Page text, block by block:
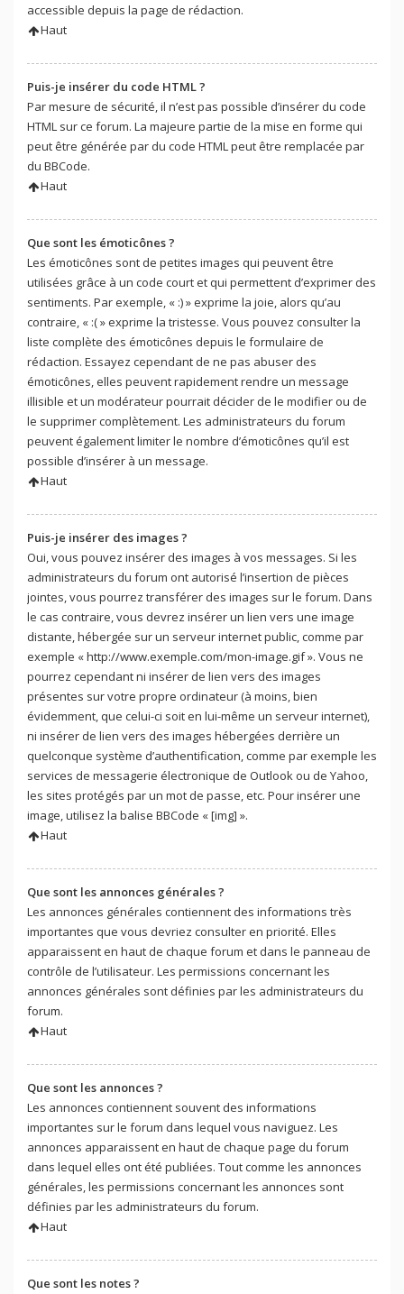
accessible depuis la page de rédaction.
Haut
Puis-je insérer du code HTML ?
Par mesure de sécurité, il n’est pas possible d’insérer du code
HTML sur ce forum. La majeure partie de la mise en forme qui
peut être générée par du code HTML peut être remplacée par
du BBCode.
Haut
Que sont les émoticônes ?
Les émoticônes sont de petites images qui peuvent être
utilisées grâce à un code court et qui permettent d’exprimer des
sentiments. Par exemple, « :) » exprime la joie, alors qu’au
contraire, « :( » exprime la tristesse. Vous pouvez consulter la
liste complète des émoticônes depuis le formulaire de
rédaction. Essayez cependant de ne pas abuser des
émoticônes, elles peuvent rapidement rendre un message
illisible et un modérateur pourrait décider de le modifier ou de
le supprimer complètement. Les administrateurs du forum
peuvent également limiter le nombre d’émoticônes qu’il est
possible d’insérer à un message.
Haut
Puis-je insérer des images ?
Oui, vous pouvez insérer des images à vos messages. Si les
administrateurs du forum ont autorisé l’insertion de pièces
jointes, vous pourrez transférer des images sur le forum. Dans
le cas contraire, vous devrez insérer un lien vers une image
distante, hébergée sur un serveur internet public, comme par
exemple « http://www.exemple.com/mon-image.gif ». Vous ne
pourrez cependant ni insérer de lien vers des images
présentes sur votre propre ordinateur (à moins, bien
évidemment, que celui-ci soit en lui-même un serveur internet),
ni insérer de lien vers des images hébergées derrière un
quelconque système d’authentification, comme par exemple les
services de messagerie électronique de Outlook ou de Yahoo,
les sites protégés par un mot de passe, etc. Pour insérer une
image, utilisez la balise BBCode « [img] ».
Haut
Que sont les annonces générales ?
Les annonces générales contiennent des informations très
importantes que vous devriez consulter en priorité. Elles
apparaissent en haut de chaque forum et dans le panneau de
contrôle de l’utilisateur. Les permissions concernant les
annonces générales sont définies par les administrateurs du
forum.
Haut
Que sont les annonces ?
Les annonces contiennent souvent des informations
importantes sur le forum dans lequel vous naviguez. Les
annonces apparaissent en haut de chaque page du forum
dans lequel elles ont été publiées. Tout comme les annonces
générales, les permissions concernant les annonces sont
définies par les administrateurs du forum.
Haut
Que sont les notes ?